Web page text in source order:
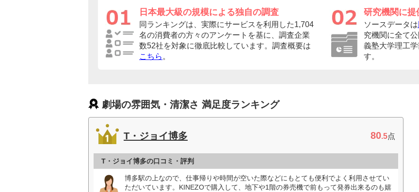
日本最大級の規模による独自の調査
同ランキングは、実際にサービスを利用した1,704
名の消費者の方々のアンケートを基に、調査企業
数52社を対象に徹底比較しています。調査概要は
こちら 。
研究機関に提
ソースデータは
究機関に全て
義塾大学理工学
す。
劇場の雰囲気・清潔さ 満足度ランキング
T・ジョイ博多 80.5点
T・ジョイ博多の口コミ・評判
博多駅の上なので、仕事帰りや時間が空いた際などにもとても便利でよく利用させてい
ただいています。KINEZOで購入して、地下や1階の券売機で前もって発券出来るのも嬉